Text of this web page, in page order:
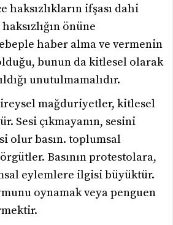
haksızlıkların ifşası dahi
önüne
haber alma ve vermenin
bunun da kitlesel olarak
unutulmamalıdır.
mağduriyetler, kitlesel
Sesi çıkmayanın, sesini
olur basın. toplumsal
Basının protestolara,
eylemlere ilgisi büyüktür.
oynamak veya penguen